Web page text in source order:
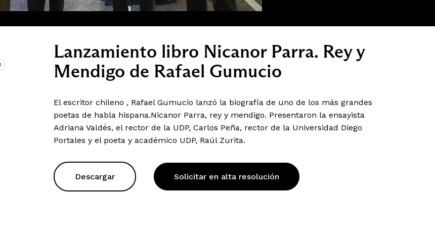
Lanzamiento libro Nicanor Parra. Rey y
Mendigo de Rafael Gumucio
El escritor chileno , Rafael Gumucio lanzó la biografía de uno de los más grandes
poetas de habla hispana.Nicanor Parra, rey y mendigo. Presentaron la ensayista
Adriana Valdés, el rector de la UDP, Carlos Peña, rector de la Universidad Diego
Portales y el poeta y académico UDP, Raúl Zurita.
Descargar Solicitar en alta resolución